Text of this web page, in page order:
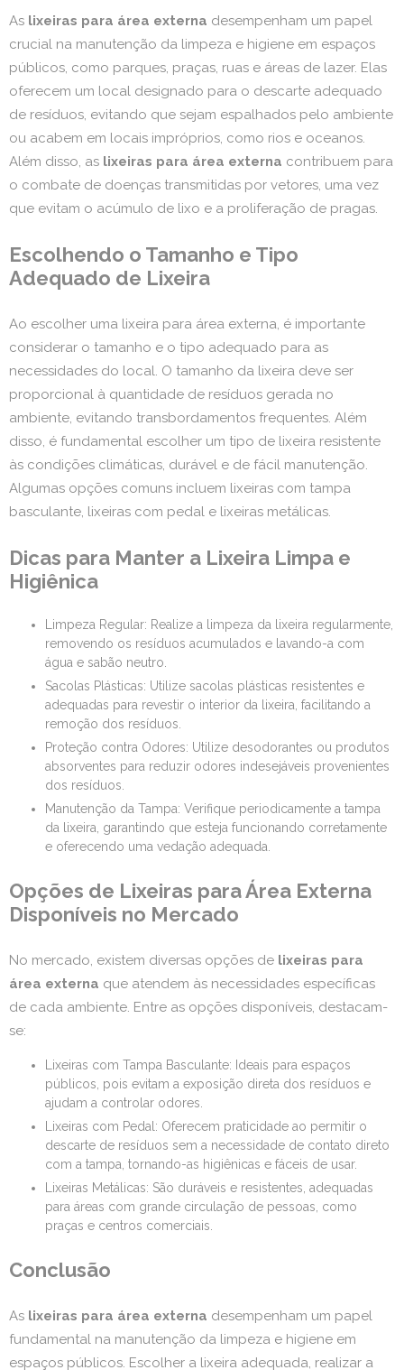
As lixeiras para área externa desempenham um papel
crucial na manutenção da limpeza e higiene em espaços
públicos, como parques, praças, ruas e áreas de lazer. Elas
oferecem um local designado para o descarte adequado
de resíduos, evitando que sejam espalhados pelo ambiente
ou acabem em locais impróprios, como rios e oceanos.
Além disso, as lixeiras para área externa contribuem para
o combate de doenças transmitidas por vetores, uma vez
que evitam o acúmulo de lixo e a proliferação de pragas.
Escolhendo o Tamanho e Tipo
Adequado de Lixeira
Ao escolher uma lixeira para área externa, é importante
considerar o tamanho e o tipo adequado para as
necessidades do local. O tamanho da lixeira deve ser
proporcional à quantidade de resíduos gerada no
ambiente, evitando transbordamentos frequentes. Além
disso, é fundamental escolher um tipo de lixeira resistente
às condições climáticas, durável e de fácil manutenção.
Algumas opções comuns incluem lixeiras com tampa
basculante, lixeiras com pedal e lixeiras metálicas.
Dicas para Manter a Lixeira Limpa e
Higiênica
Limpeza Regular: Realize a limpeza da lixeira regularmente,
removendo os resíduos acumulados e lavando-a com
água e sabão neutro.
Sacolas Plásticas: Utilize sacolas plásticas resistentes e
adequadas para revestir o interior da lixeira, facilitando a
remoção dos resíduos.
Proteção contra Odores: Utilize desodorantes ou produtos
absorventes para reduzir odores indesejáveis provenientes
dos resíduos.
Manutenção da Tampa: Verifique periodicamente a tampa
da lixeira, garantindo que esteja funcionando corretamente
e oferecendo uma vedação adequada.
Opções de Lixeiras para Área Externa
Disponíveis no Mercado
No mercado, existem diversas opções de lixeiras para
área externa que atendem às necessidades específicas
de cada ambiente. Entre as opções disponíveis, destacam-
se:
Lixeiras com Tampa Basculante: Ideais para espaços
públicos, pois evitam a exposição direta dos resíduos e
ajudam a controlar odores.
Lixeiras com Pedal: Oferecem praticidade ao permitir o
descarte de resíduos sem a necessidade de contato direto
com a tampa, tornando-as higiênicas e fáceis de usar.
Lixeiras Metálicas: São duráveis e resistentes, adequadas
para áreas com grande circulação de pessoas, como
praças e centros comerciais.
Conclusão
As lixeiras para área externa desempenham um papel
fundamental na manutenção da limpeza e higiene em
espaços públicos. Escolher a lixeira adequada, realizar a